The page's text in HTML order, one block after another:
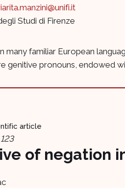
Studi di Firenze
many familiar European
genitive pronouns, endowed
article
of negation